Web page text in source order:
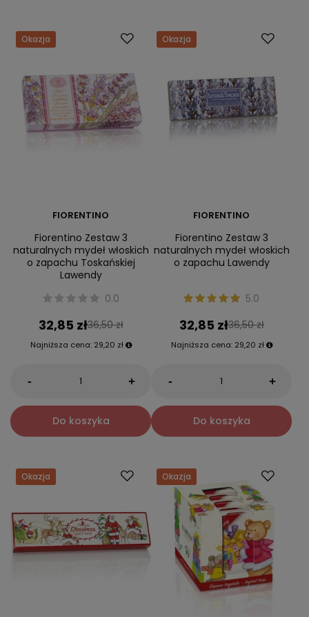
Okazja
FIORENTINO
Fiorentino Zestaw 3
naturalnych mydeł włoskich
o zapachu Toskańskiej
Lawendy
0.0
32,85 zł36,50 zł
Najniższa cena: 29,20 zł
- +
Do koszyka
Okazja
FIORENTINO
Fiorentino Zestaw 3
naturalnych mydeł włoskich
o zapachu Lawendy
5.0
32,85 zł36,50 zł
Najniższa cena: 29,20 zł
- +
Do koszyka
Okazja Okazja